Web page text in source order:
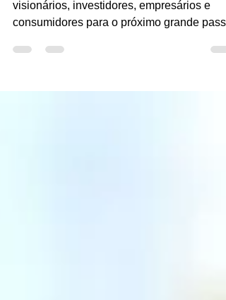
Agora, queremos convidar todos os
visionários, investidores, empresários e
consumidores para o próximo grande